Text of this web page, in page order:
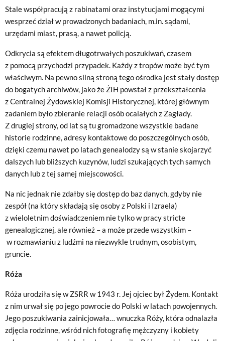
Stale współpracują z rabinatami oraz instytucjami mogącymi
wesprzeć dział w prowadzonych badaniach, m.in. sądami,
urzędami miast, prasą, a nawet policją.
Odkrycia są efektem długotrwałych poszukiwań, czasem
z pomocą przychodzi przypadek. Każdy z tropów może być tym
właściwym. Na pewno silną stroną tego ośrodka jest stały dostęp
do bogatych archiwów, jako że ŻIH powstał z przekształcenia
z Centralnej Żydowskiej Komisji Historycznej, której głównym
zadaniem było zbieranie relacji osób ocalałych z Zagłady.
Z drugiej strony, od lat są tu gromadzone wszystkie badane
historie rodzinne, adresy kontaktowe do poszczególnych osób,
dzięki czemu nawet po latach genealodzy są w stanie skojarzyć
dalszych lub bliższych kuzynów, ludzi szukających tych samych
danych lub z tej samej miejscowości.
Na nic jednak nie zdałby się dostęp do baz danych, gdyby nie
zespół (na który składają się osoby z Polski i Izraela)
z wieloletnim doświadczeniem nie tylko w pracy stricte
genealogicznej, ale również – a może przede wszystkim –
w rozmawianiu z ludźmi na niezwykle trudnym, osobistym,
gruncie.
Róża
Róża urodziła się w ZSRR w 1943 r. Jej ojciec był Żydem. Kontakt
z nim urwał się po jego powrocie do Polski w latach powojennych.
Jego poszukiwania zainicjowała… wnuczka Róży, która odnalazła
zdjęcia rodzinne, wśród nich fotografię mężczyzny i kobiety